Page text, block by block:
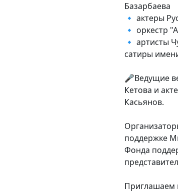
Базарбаева
🔹 актеры
🔹 оркестр
🔹 артисты
сатиры
🎤Ведущие
Кетова и
Касьянов.
поддержке
Фонда
Приглашаем